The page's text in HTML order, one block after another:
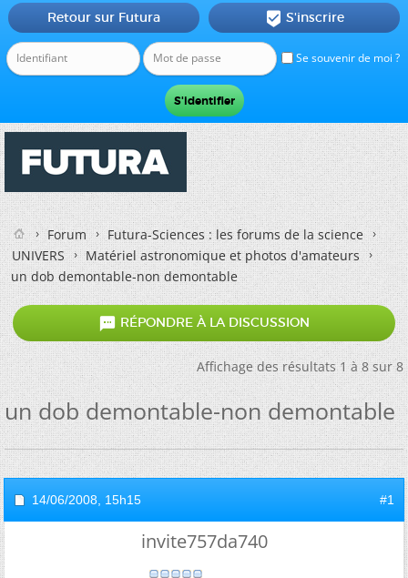
Se souvenir de moi ?
Retour sur Futura  S'inscrire
Forum
Futura-Sciences : les forums de la science
UNIVERS
Matériel astronomique et photos d'amateurs
un dob demontable-non demontable
 RÉPONDRE À LA DISCUSSION
Affichage des résultats 1 à 8 sur 8
un dob demontable-non demontable
14/06/2008, 15h15 #1
invite757da740